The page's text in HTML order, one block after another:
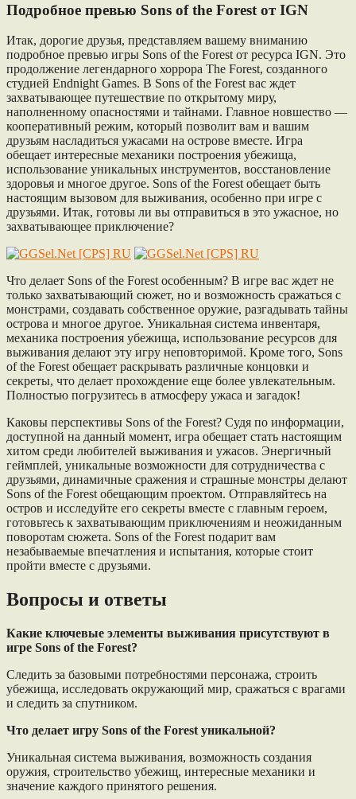
Подробное превью Sons of the Forest от IGN
Итак, дорогие друзья, представляем вашему вниманию
подробное превью игры Sons of the Forest от ресурса IGN. Это
продолжение легендарного хоррора The Forest, созданного
студией Endnight Games. В Sons of the Forest вас ждет
захватывающее путешествие по открытому миру,
наполненному опасностями и тайнами. Главное новшество —
кооперативный режим, который позволит вам и вашим
друзьям насладиться ужасами на острове вместе. Игра
обещает интересные механики построения убежища,
использование уникальных инструментов, восстановление
здоровья и многое другое. Sons of the Forest обещает быть
настоящим вызовом для выживания, особенно при игре с
друзьями. Итак, готовы ли вы отправиться в это ужасное, но
захватывающее приключение?
Что делает Sons of the Forest особенным? В игре вас ждет не
только захватывающий сюжет, но и возможность сражаться с
монстрами, создавать собственное оружие, разгадывать тайны
острова и многое другое. Уникальная система инвентаря,
механика построения убежища, использование ресурсов для
выживания делают эту игру неповторимой. Кроме того, Sons
of the Forest обещает раскрывать различные концовки и
секреты, что делает прохождение еще более увлекательным.
Полностью погрузитесь в атмосферу ужаса и загадок!
Каковы перспективы Sons of the Forest? Судя по информации,
доступной на данный момент, игра обещает стать настоящим
хитом среди любителей выживания и ужасов. Энергичный
геймплей, уникальные возможности для сотрудничества с
друзьями, динамичные сражения и страшные монстры делают
Sons of the Forest обещающим проектом. Отправляйтесь на
остров и исследуйте его секреты вместе с главным героем,
готовьтесь к захватывающим приключениям и неожиданным
поворотам сюжета. Sons of the Forest подарит вам
незабываемые впечатления и испытания, которые стоит
пройти вместе с друзьями.
Вопросы и ответы
Какие ключевые элементы выживания присутствуют в
игре Sons of the Forest?
Следить за базовыми потребностями персонажа, строить
убежища, исследовать окружающий мир, сражаться с врагами
и следить за спутником.
Что делает игру Sons of the Forest уникальной?
Уникальная система выживания, возможность создания
оружия, строительство убежищ, интересные механики и
значение каждого принятого решения.